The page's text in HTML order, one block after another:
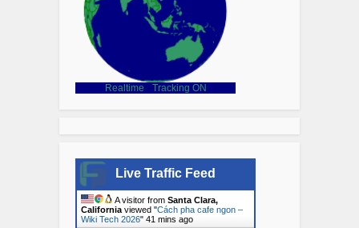
Realtime - Tracking ON
Live Traffic Feed
A visitor from Santa Clara,
California viewed "Cách pha cafe ngon –
Wiki Tech 2026" 41 mins ago